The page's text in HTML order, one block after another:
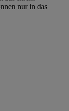
nur in das